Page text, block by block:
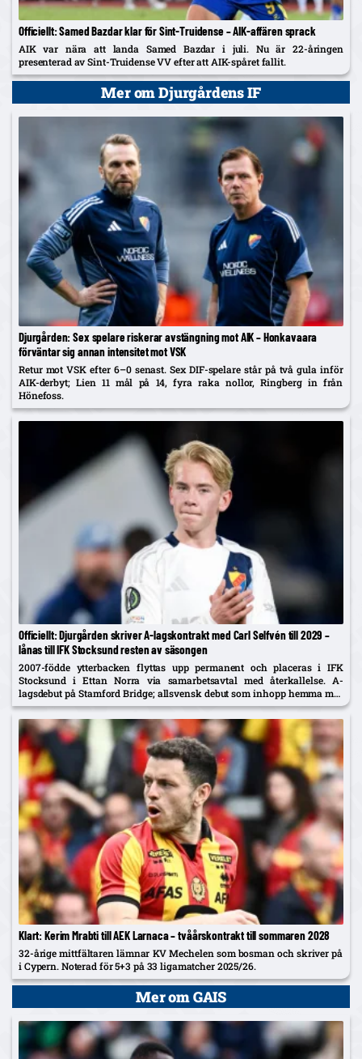
Officiellt: Samed Bazdar klar för Sint-Truidense – AIK-affären sprack
AIK var nära att landa Samed Bazdar i juli. Nu är 22-åringen
presenterad av Sint-Truidense VV efter att AIK-spåret fallit.
Mer om Djurgårdens IF
Djurgården: Sex spelare riskerar avstängning mot AIK – Honkavaara
förväntar sig annan intensitet mot VSK
Retur mot VSK efter 6–0 senast. Sex DIF-spelare står på två gula inför
AIK-derbyt; Lien 11 mål på 14, fyra raka nollor, Ringberg in från
Hönefoss.
Officiellt: Djurgården skriver A-lagskontrakt med Carl Selfvén till 2029 –
lånas till IFK Stocksund resten av säsongen
2007-födde ytterbacken flyttas upp permanent och placeras i IFK
Stocksund i Ettan Norra via samarbetsavtal med återkallelse. A-
lagsdebut på Stamford Bridge; allsvensk debut som inhopp hemma mot
Brommapojkarna i år.
Klart: Kerim Mrabti till AEK Larnaca – tvåårskontrakt till sommaren 2028
32-årige mittfältaren lämnar KV Mechelen som bosman och skriver på
i Cypern. Noterad för 5+3 på 33 ligamatcher 2025/26.
Mer om GAIS